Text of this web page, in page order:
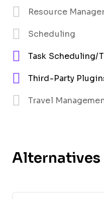
Resource
Scheduling
Task Scheduling/
Third-Party
Travel